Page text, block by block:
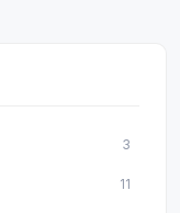
3
11